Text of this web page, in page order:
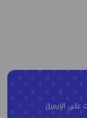
الإيميل